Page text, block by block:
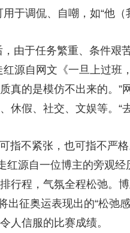
于调侃、自嘲，如“他（
由于任务繁重、条件艰
红源自网文《一旦上过
真的是模仿不出来的。”
休假、社交、文娱等。“
指不紧张，也可指不严
红源自一位博主的旁观
行程，气氛全程松弛。
出征奥运表现出的“松弛
人信服的比赛成绩。